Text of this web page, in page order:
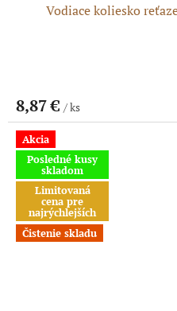
Vodiace koliesko
8,87 € / ks
Akcia
Posledné kusy
skladom
Limitovaná
cena pre
najrýchlejších
Čistenie skladu